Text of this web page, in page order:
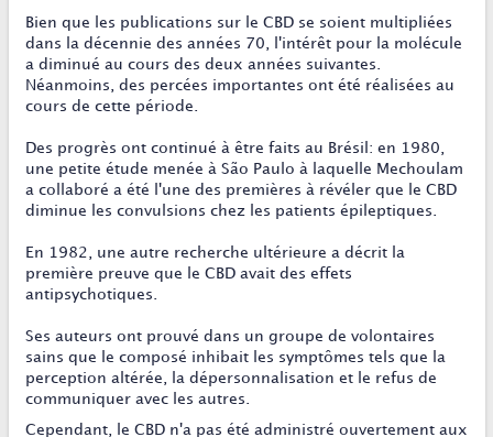
Bien que les publications sur le CBD se soient multipliées
dans la décennie des années 70, l'intérêt pour la molécule
a diminué au cours des deux années suivantes.
Néanmoins, des percées importantes ont été réalisées au
cours de cette période.
Des progrès ont continué à être faits au Brésil: en 1980,
une petite étude menée à São Paulo à laquelle Mechoulam
a collaboré a été l'une des premières à révéler que le CBD
diminue les convulsions chez les patients épileptiques.
En 1982, une autre recherche ultérieure a décrit la
première preuve que le CBD avait des effets
antipsychotiques.
Ses auteurs ont prouvé dans un groupe de volontaires
sains que le composé inhibait les symptômes tels que la
perception altérée, la dépersonnalisation et le refus de
communiquer avec les autres.
Cependant, le CBD n'a pas été administré ouvertement aux